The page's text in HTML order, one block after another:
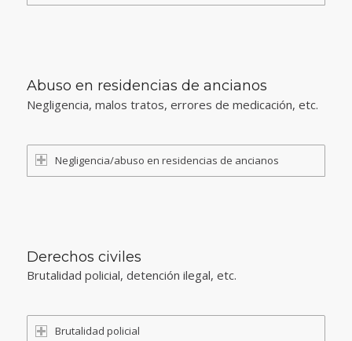
Abuso en residencias de ancianos
Negligencia, malos tratos, errores de medicación, etc.
Negligencia/abuso en residencias de ancianos
Derechos civiles
Brutalidad policial, detención ilegal, etc.
Brutalidad policial